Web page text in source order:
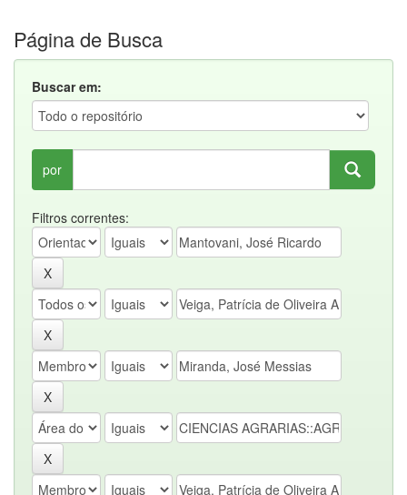
Página de Busca
Buscar em:
por
Filtros correntes: